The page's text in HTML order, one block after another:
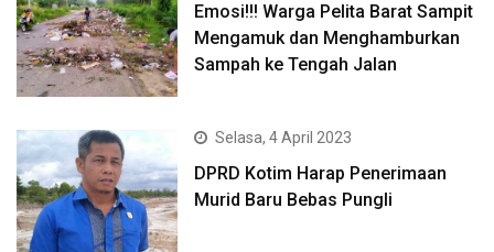
Emosi!!! Warga Pelita Barat Sampit
Mengamuk dan Menghamburkan
Sampah ke Tengah Jalan
Selasa, 4 April 2023
DPRD Kotim Harap Penerimaan
Murid Baru Bebas Pungli